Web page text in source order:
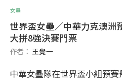
女壘
世界盃女壘／中華力克澳
大拼8強決賽門票
作者： 王覺一
中華女壘隊在世界盃小組預